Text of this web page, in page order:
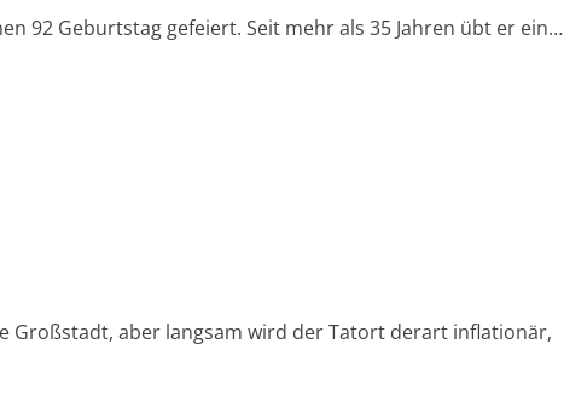
92 Geburtstag gefeiert. Seit mehr als 35 Jahren übt er ein…
Großstadt, aber langsam wird der Tatort derart inflationär,